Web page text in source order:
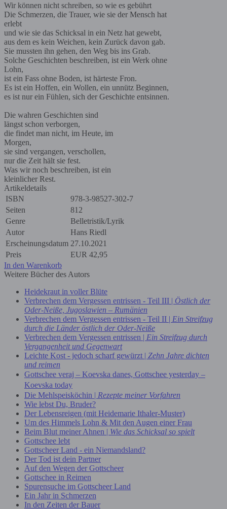
Wir können nicht schreiben, so wie es gebührt
Die Schmerzen, die Trauer, wie sie der Mensch hat
erlebt
und wie sie das Schicksal in ein Netz hat gewebt,
aus dem es kein Weichen, kein Zurück davon gab.
Sie mussten ihn gehen, den Weg bis ins Grab.
Solche Geschichten beschreiben, ist ein Werk ohne
Lohn,
ist ein Fass ohne Boden, ist härteste Fron.
Es ist ein Hoffen, ein Wollen, ein unnütz Beginnen,
es ist nur ein Fühlen, sich der Geschichte entsinnen.
Die wahren Geschichten sind
längst schon verborgen,
die findet man nicht, im Heute, im
Morgen,
sie sind vergangen, verschollen,
nur die Zeit hält sie fest.
Was wir noch beschreiben, ist ein
kleinlicher Rest.
Artikeldetails
ISBN
978-3-98527-302-7
Seiten
812
Genre
Belletristik/Lyrik
Autor
Hans Riedl
Erscheinungsdatum 27.10.2021
Preis
EUR 42,95
In den Warenkorb
Weitere Bücher des Autors
Heidekraut in voller Blüte
Verbrechen dem Vergessen entrissen - Teil III | Östlich der
Oder-Neiße, Jugoslawien – Rumänien
Verbrechen dem Vergessen entrissen - Teil II | Ein Streifzug
durch die Länder östlich der Oder-Neiße
Verbrechen dem Vergessen entrissen | Ein Streifzug durch
Vergangenheit und Gegenwart
Leichte Kost - jedoch scharf gewürzt | Zehn Jahre dichten
und reimen
Gottschee veraj – Koevska danes, Gottschee yesterday –
Koevska today
Die Mehlspeisköchin | Rezepte meiner Vorfahren
Wie lebst Du, Bruder?
Der Lebensreigen (mit Heidemarie Ithaler-Muster)
Um des Himmels Lohn & Mit den Augen einer Frau
Beim Blut meiner Ahnen | Wie das Schicksal so spielt
Gottschee lebt
Gottscheer Land - ein Niemandsland?
Der Tod ist dein Partner
Auf den Wegen der Gottscheer
Gottschee in Reimen
Spurensuche im Gottscheer Land
Ein Jahr in Schmerzen
In den Zeiten der Bauer